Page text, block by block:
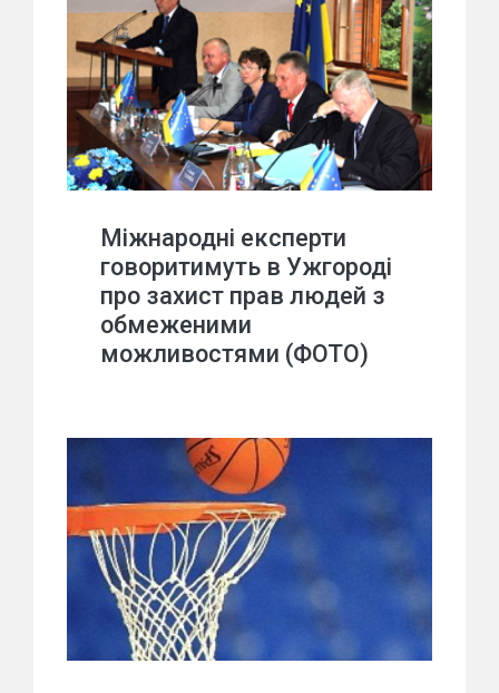
Міжнародні експерти
говоритимуть в Ужгороді
про захист прав людей з
обмеженими
можливостями (ФОТО)